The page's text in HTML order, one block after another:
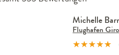
Michelle
Flughafen
★★★★★